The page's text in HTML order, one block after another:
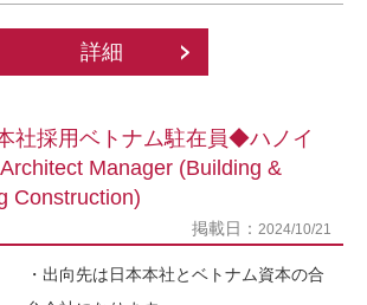
詳細
社採用ベトナム駐在員◆ハノイ
Manager (Building &
Construction)
掲載日： 2024/10/21
・出向先は日本本社とベトナム資本の合